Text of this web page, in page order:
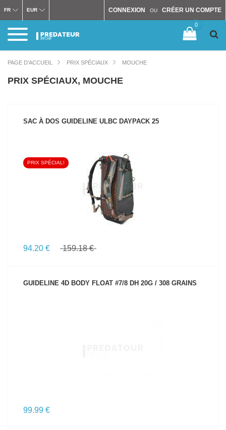
CONNEXION OU CRÉER UN COMPTE
FR EUR
0
PAGE D'ACCUEIL PRIX SPÉCIAUX MOUCHE
PRIX SPÉCIAUX, MOUCHE
SAC À DOS GUIDELINE ULBC DAYPACK 25
VOIR LE PRODUIT
PRIX SPÉCIAL!
94.20 € 159.18 €
GUIDELINE 4D BODY FLOAT #7/8 DH 20G / 308 GRAINS
99.99 €